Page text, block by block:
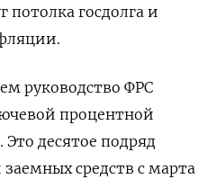
потолка госдолга и
руководство ФРС
процентной
десятое подряд
средств с марта